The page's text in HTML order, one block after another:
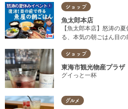
ショップ
魚太郎本店
【魚太郎本店】怒涛の
る、本気の朝ごはん目
ショップ
東海市観光物産プラザ
グイっと一杯
グルメ